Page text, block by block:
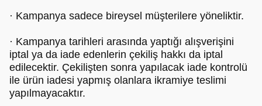
· Kampanya sadece bireysel müşterilere yöneliktir.
· Kampanya tarihleri arasında yaptığı alışverişini
iptal ya da iade edenlerin çekiliş hakkı da iptal
edilecektir. Çekilişten sonra yapılacak iade kontrolü
ile ürün iadesi yapmış olanlara ikramiye teslimi
yapılmayacaktır.